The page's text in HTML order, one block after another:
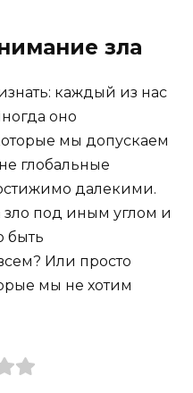
зла
каждый из нас
оно
мы допускаем
глобальные
далекими.
зло под иным углом и
быть
Или просто
мы не хотим